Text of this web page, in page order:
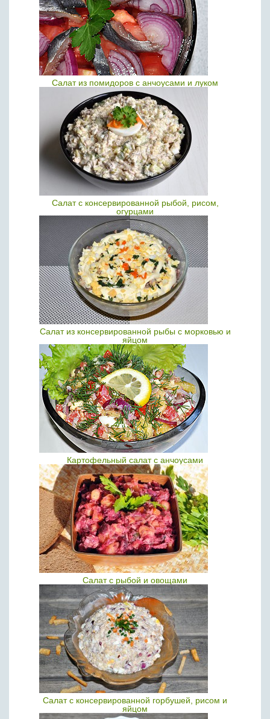
Салат из помидоров с анчоусами и луком
Салат с консервированной рыбой, рисом,
огурцами
Салат из консервированной рыбы с морковью и
яйцом
Картофельный салат с анчоусами
Салат с рыбой и овощами
Салат с консервированной горбушей, рисом и
яйцом